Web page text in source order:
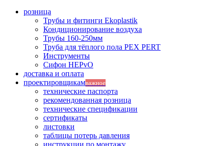
розница
Трубы и фитинги Ekoplastik
Кондиционирование воздуха
Трубы 160-250мм
Труба для тёплого пола PEX PERT
Инструменты
Сифон HEPvO
доставка и оплата
проектировщикамважное
технические паспорта
рекомендованная розница
технические спецификации
сертификаты
листовки
таблицы потерь давления